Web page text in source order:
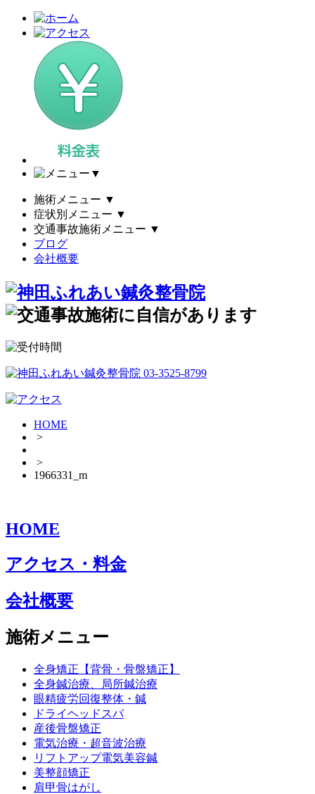
▼
施術メニュー ▼
症状別メニュー ▼
交通事故施術メニュー ▼
ブログ
会社概要
HOME
>
>
1966331_m
HOME
アクセス・料金
会社概要
施術メニュー
全身矯正【背骨・骨盤矯正】
全身鍼治療、局所鍼治療
眼精疲労回復整体・鍼
ドライヘッドスパ
産後骨盤矯正
電気治療・超音波治療
リフトアップ電気美容鍼
美整顔矯正
肩甲骨はがし